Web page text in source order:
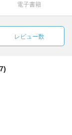
電子書籍
レビュー数